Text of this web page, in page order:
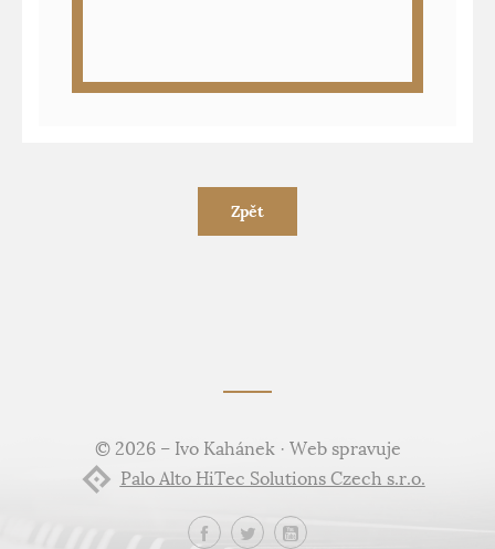
Zpět
© 2026 – Ivo Kahánek · Web spravuje
Palo Alto HiTec Solutions Czech s.r.o.